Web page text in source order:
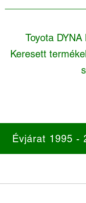
Toyota
Keresett
Évjárat 1995 -